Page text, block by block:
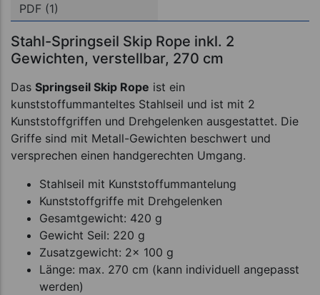
PDF (1)
Stahl-Springseil Skip Rope inkl. 2
Gewichten, verstellbar, 270 cm
Das Springseil Skip Rope ist ein
kunststoffummanteltes Stahlseil und ist mit 2
Kunststoffgriffen und Drehgelenken ausgestattet. Die
Griffe sind mit Metall-Gewichten beschwert und
versprechen einen handgerechten Umgang.
Stahlseil mit Kunststoffummantelung
Kunststoffgriffe mit Drehgelenken
Gesamtgewicht: 420 g
Gewicht Seil: 220 g
Zusatzgewicht: 2x 100 g
Länge: max. 270 cm (kann individuell angepasst
werden)